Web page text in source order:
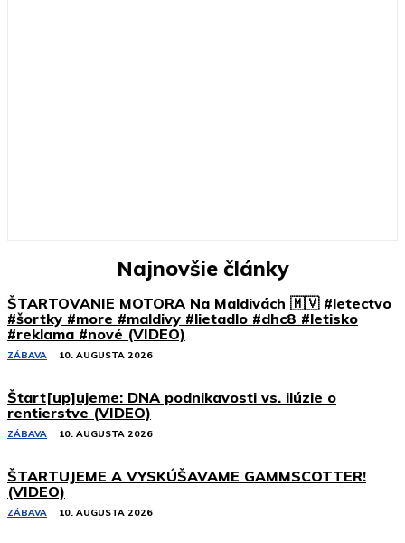
Najnovšie články
ŠTARTOVANIE MOTORA Na Maldivách 🇲🇻 #letectvo
#šortky #more #maldivy #lietadlo #dhc8 #letisko
#reklama #nové (VIDEO)
ZÁBAVA 10. AUGUSTA 2026
Štart[up]ujeme: DNA podnikavosti vs. ilúzie o
rentierstve (VIDEO)
ZÁBAVA 10. AUGUSTA 2026
ŠTARTUJEME A VYSKÚŠAVAME GAMMSCOTTER!
(VIDEO)
ZÁBAVA 10. AUGUSTA 2026